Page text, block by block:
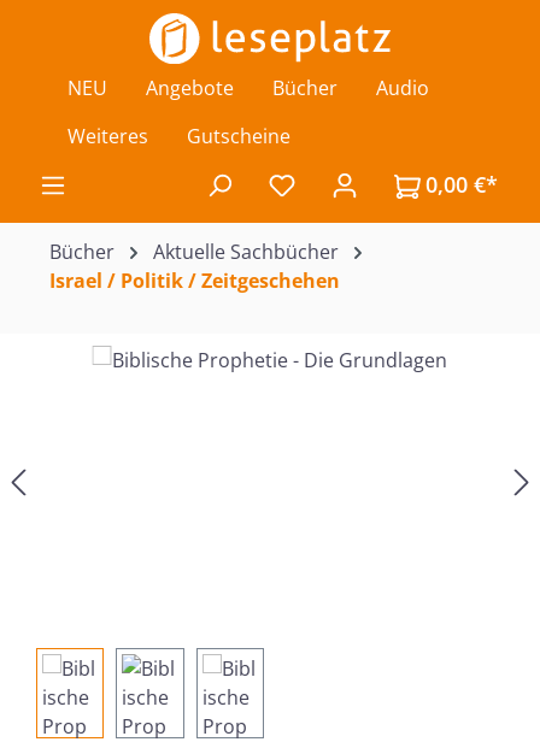
Zum Hauptinhalt springen
NEU Angebote Bücher
Audio
Weiteres
Gutscheine
Du hast 0 Produkte auf
0,00 €*
Bücher
Aktuelle Sachbücher
Israel / Politik / Zeitgeschehen
Bildergalerie überspringen